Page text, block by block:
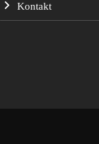
Kontakt